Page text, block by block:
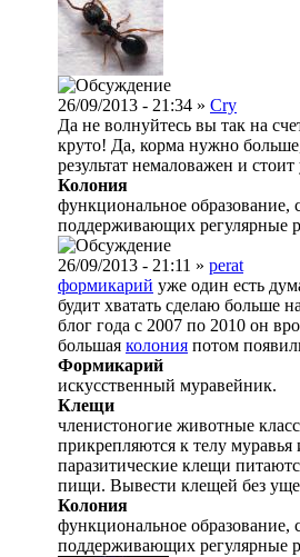
26/09/2013 - 21:34 » Cry
Да не волнуйтесь вы так на
круто! Да, корма нужно
результат немаловажен и
Колония
функциональное образование,
поддерживающих регулярные
26/09/2013 - 21:11 » perat
формикарий уже один есть
будит хватать сделаю больше
блог года с 2007 по 2010 он
большая колония потом
Формикарий
искусственный муравейник.
Клещи
членистоногие животные
прикрепляются к телу
паразитические клещи
пищи. Вывести клещей без
Колония
функциональное образование,
поддерживающих регулярные